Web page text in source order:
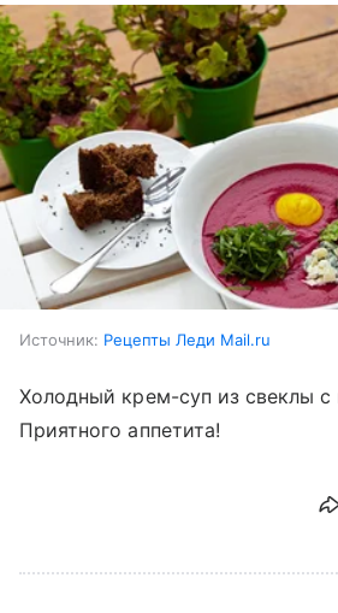
Источник: Рецепты Леди Mail.ru
Холодный крем-суп из свеклы с
Приятного аппетита!